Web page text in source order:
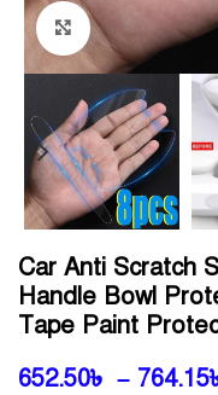
Click to enlarge
Car Anti Scratch
Handle Bowl
Tape Paint
652.50৳ – 764.15